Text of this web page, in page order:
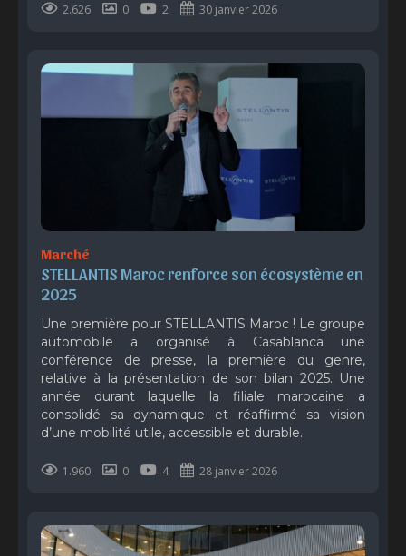
2.626 0 2 30 janvier 2026
Marché
STELLANTIS Maroc renforce son écosystème en
2025
Une première pour STELLANTIS Maroc ! Le groupe
automobile a organisé à Casablanca une
conférence de presse, la première du genre,
relative à la présentation de son bilan 2025. Une
année durant laquelle la filiale marocaine a
consolidé sa dynamique et réaffirmé sa vision
d’une mobilité utile, accessible et durable.
1.960 0 4 28 janvier 2026